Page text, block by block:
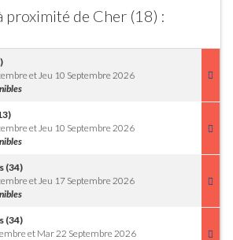
proximité de Cher (18) :
et Jeu 10 Septembre 2026
et Jeu 10 Septembre 2026
(34)
et Jeu 17 Septembre 2026
(34)
et Mar 22 Septembre 2026